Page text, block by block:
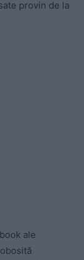
provin de la
ale